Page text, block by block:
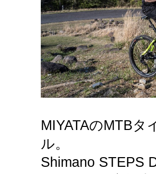
MIYATAのMTB
ル。
Shimano STEPS